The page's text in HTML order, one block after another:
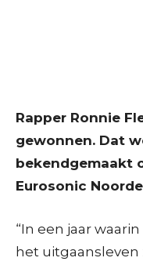
Rapper Ronnie
gewonnen. Dat
bekendgemaakt
Eurosonic
“In een jaar
het uitgaansleven